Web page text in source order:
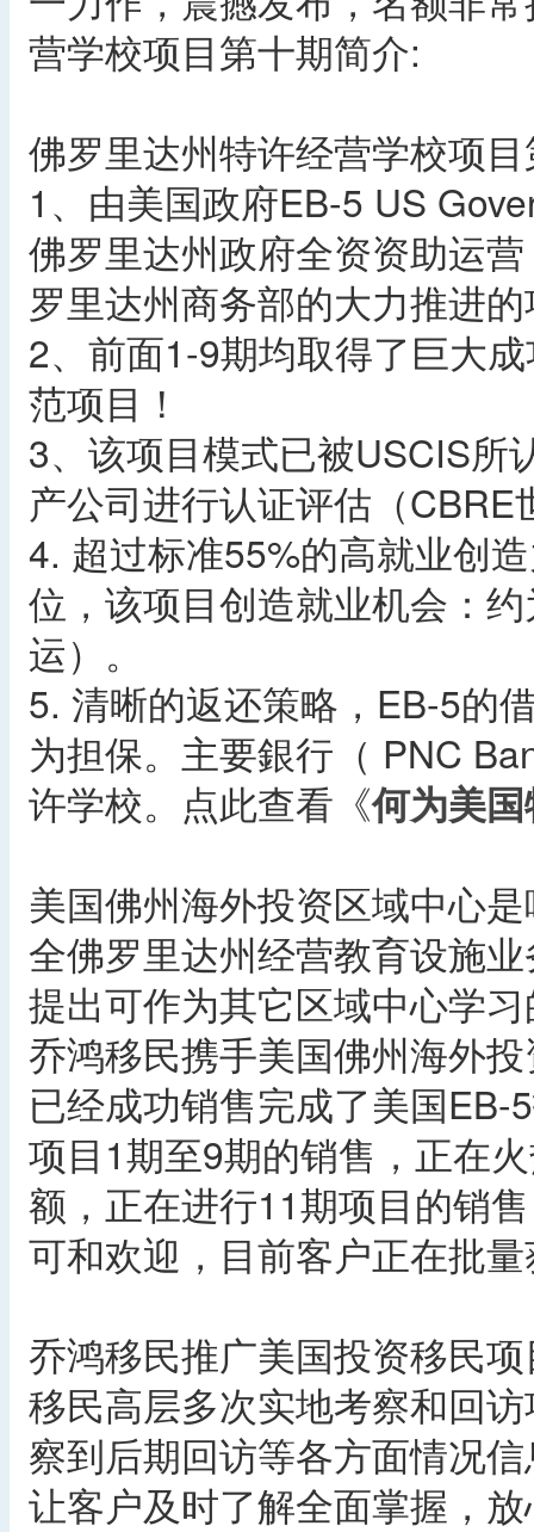
营学校项目第十期简介:
佛罗里达州特许经营学校项
1、由美国政府EB-5 US
佛罗里达州政府全资资助运
罗里达州商务部的大力推进
2、前面1-9期均取得了巨大
范项目！
3、该项目模式已被USCIS所
产公司进行认证评估（CBRE
4. 超过标准55%的高就业创
位，该项目创造就业机会：
运）。
5. 清晰的返还策略，EB-5的
为担保。主要銀行（ PNC
许学校。点此查看《何为美
美国佛州海外投资区域中心
全佛罗里达州经营教育设施
提出可作为其它区域中心学
乔鸿移民携手美国佛州海外
已经成功销售完成了美国
项目1期至9期的销售，正在
额，正在进行11期项目的销
可和欢迎，目前客户正在批
乔鸿移民推广美国投资移民
移民高层多次实地考察和回
察到后期回访等各方面情况
让客户及时了解全面掌握，